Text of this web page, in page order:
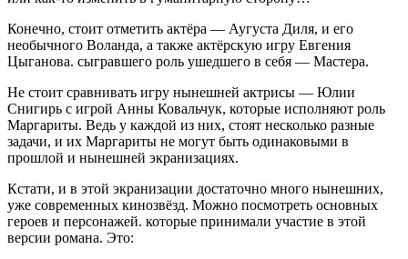
Конечно, стоит отметить актёра — Аугуста Диля, и его
необычного Воланда, а также актёрскую игру Евгения
Цыганова. сыгравшего роль ушедшего в себя — Мастера.
Не стоит сравнивать игру нынешней актрисы — Юлии
Снигирь с игрой Анны Ковальчук, которые исполняют роль
Маргариты. Ведь у каждой из них, стоят несколько разные
задачи, и их Маргариты не могут быть одинаковыми в
прошлой и нынешней экранизациях.
Кстати, и в этой экранизации достаточно много нынешних,
уже современных кинозвёзд. Можно посмотреть основных
героев и персонажей. которые принимали участие в этой
версии романа. Это: